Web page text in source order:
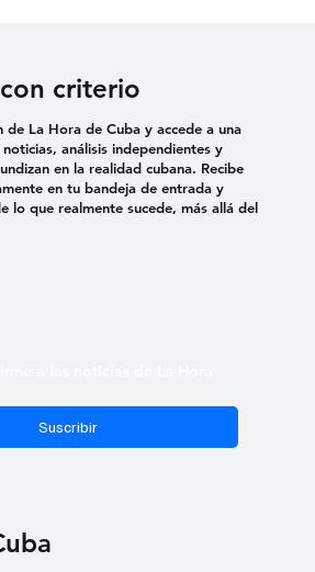
criterio
Suscribir
de La Hora de Cuba y accede a una
análisis independientes y
en la realidad cubana. Recibe
en tu bandeja de entrada y
lo que realmente sucede, más allá del